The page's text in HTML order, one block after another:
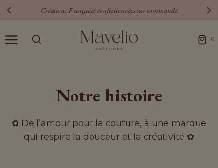
Aller
contenu
Créations Françaises confectionnées sur commande
0
Notre histoire
✿ De l’amour pour la couture, à une marque
qui respire la douceur et la créativité ✿